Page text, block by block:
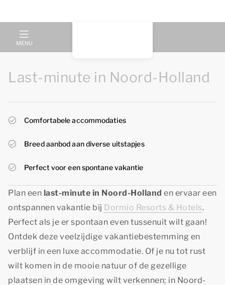
MENU
Last-minute in Noord-Holland
Comfortabele accommodaties
Breed aanbod aan diverse uitstapjes
Perfect voor een spontane vakantie
Plan een last-minute in Noord-Holland en ervaar een
ontspannen vakantie bij Dormio Resorts & Hotels.
Perfect als je er spontaan even tussenuit wilt gaan!
Ontdek deze veelzijdige vakantiebestemming en
verblijf in een luxe accommodatie. Of je nu tot rust
wilt komen in de mooie natuur of de gezellige
plaatsen in de omgeving wilt verkennen; in Noord-